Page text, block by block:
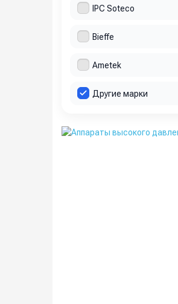
IPC Soteco
Bieffe
Ametek
Другие марки